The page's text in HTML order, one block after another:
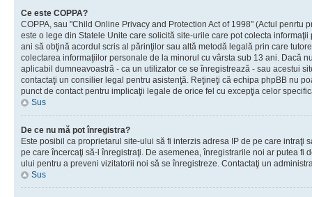
Ce este COPPA?
COPPA, sau "Child Online Privacy and Protection Act of 1998" (Actul penrtu
este o lege din Statele Unite care solicită site-urile care pot colecta
ani să obţină acordul scris al părinţilor sau altă metodă legală prin care
colectarea informaţiilor personale de la minorul cu vârsta sub 13 ani. Dacă
aplicabil dumneavoastră - ca un utilizator ce se înregistrează - sau acestui
contactaţi un consilier legal pentru asistenţă. Reţineţi că echipa phpBB nu
punct de contact pentru implicaţii legale de orice fel cu excepţia celor
Sus
De ce nu mă pot înregistra?
Este posibil ca proprietarul site-ului să fi interzis adresa IP de pe care intraţi
pe care încercaţi să-l înregistraţi. De asemenea, înregistrarile noi ar putea fi
ului pentru a preveni vizitatorii noi să se înregistreze. Contactaţi un
Sus